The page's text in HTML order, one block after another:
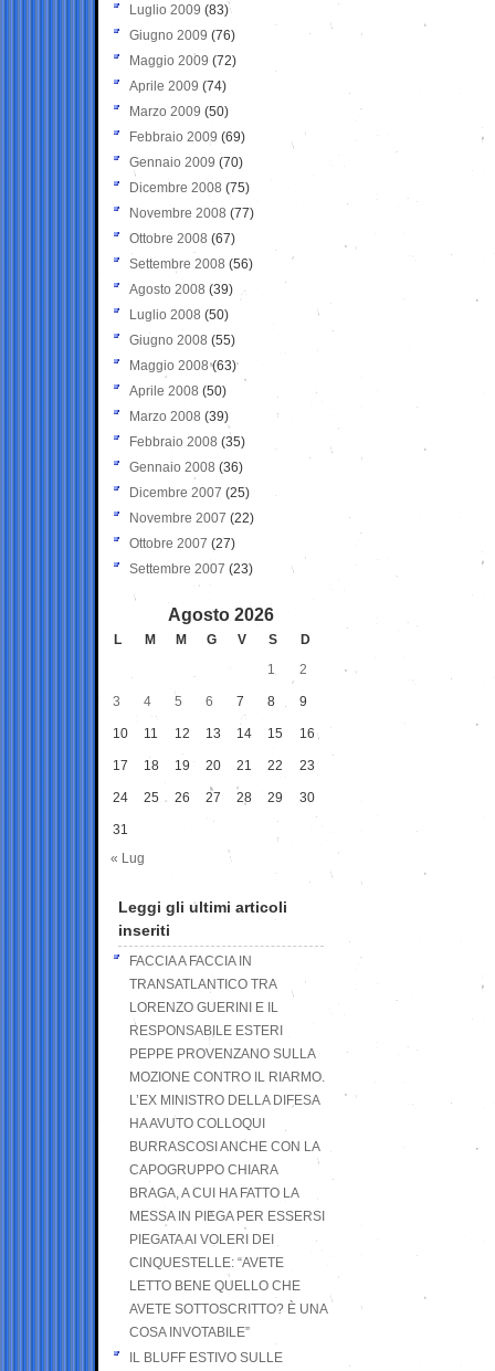
Luglio 2009 (83)
Giugno 2009 (76)
Maggio 2009 (72)
Aprile 2009 (74)
Marzo 2009 (50)
Febbraio 2009 (69)
Gennaio 2009 (70)
Dicembre 2008 (75)
Novembre 2008 (77)
Ottobre 2008 (67)
Settembre 2008 (56)
Agosto 2008 (39)
Luglio 2008 (50)
Giugno 2008 (55)
Maggio 2008(63)
Aprile 2008 (50)
Marzo 2008 (39)
Febbraio 2008 (35)
Gennaio 2008 (36)
Dicembre 2007 (25)
Novembre 2007 (22)
Ottobre 2007 (27)
Settembre 2007 (23)
Agosto 2026
L M M G V S
D
1
2
3 4 5 6 7 8 9
10 11 12 13 14 15 16
17 18 19 20 21 22 23
24 25 26 27 28 29 30
31
« Lug
Leggi gli ultimi articoli
inseriti
FACCIA A FACCIA IN
TRANSATLANTICO TRA
LORENZO GUERINI E IL
RESPONSABILE ESTERI
PEPPE PROVENZANO SULLA
MOZIONE CONTRO IL RIARMO.
L’EX MINISTRO DELLA DIFESA
HA AVUTO COLLOQUI
BURRASCOSI ANCHE CON LA
CAPOGRUPPO CHIARA
BRAGA, A CUI HA FATTO LA
MESSA IN PIEGA PER ESSERSI
PIEGATA AI VOLERI DEI
CINQUESTELLE: “AVETE
LETTO BENE QUELLO CHE
AVETE SOTTOSCRITTO? È UNA
COSA INVOTABILE”
IL BLUFF ESTIVO SULLE